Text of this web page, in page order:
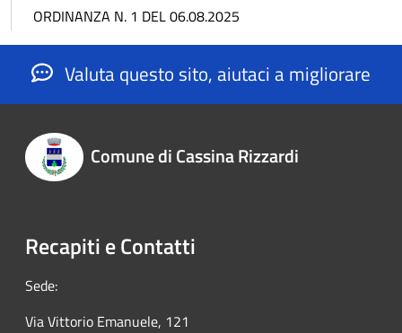
ORDINANZA N. 1 DEL 06.08.2025
Valuta questo sito, aiutaci a migliorare
Comune di Cassina Rizzardi
Recapiti e Contatti
Sede:
Via Vittorio Emanuele, 121